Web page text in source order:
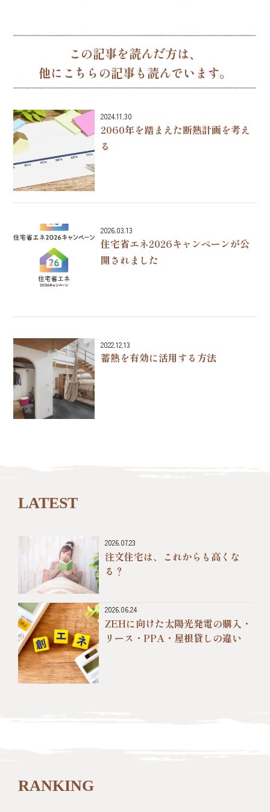
この記事を読んだ方は、
他にこちらの記事も読んでいます。
2060年を踏まえた断熱計画を考え
る
2024.11.30
住宅省エネ2026キャンペーンが公
開されました
2026.03.13
蓄熱を有効に活用する方法
2022.12.13
LATEST
2026.07.23
注文住宅は、これからも高くな
る？
2026.06.24
ZEHに向けた太陽光発電の購入・
リース・PPA・屋根貸しの違い
RANKING